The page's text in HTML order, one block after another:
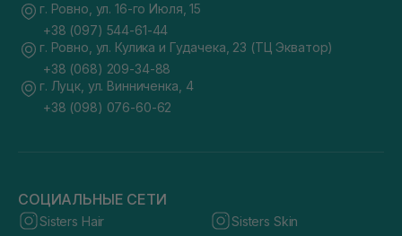
г. Ровно, ул. 16-го Июля, 15
+38 (097) 544-61-44
г. Ровно, ул. Кулика и Гудачека, 23 (ТЦ Экватор)
+38 (068) 209-34-88
г. Луцк, ул. Винниченка, 4
+38 (098) 076-60-62
СОЦИАЛЬНЫЕ СЕТИ
Sisters Hair Sisters Skin